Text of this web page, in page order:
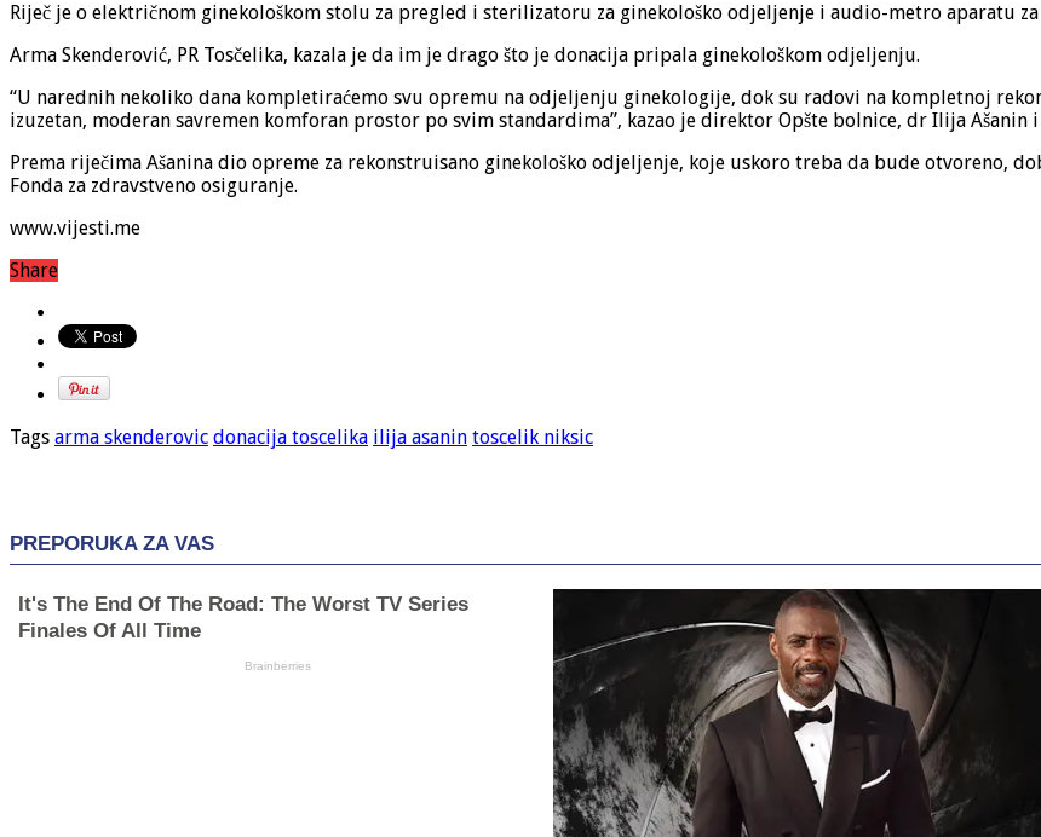
Riječ je o električnom ginekološkom stolu za pregled i sterilizatoru za ginekološko odjeljenje i audio-metro aparatu
Arma Skenderović, PR Tosčelika, kazala je da im je drago što je donacija pripala ginekološkom odjeljenju.
“U narednih nekoliko dana kompletiraćemo svu opremu na odjeljenju ginekologije, dok su radovi na kompletnoj
izuzetan, moderan savremen komforan prostor po svim standardima”, kazao je direktor Opšte bolnice, dr Ilija
Prema riječima Ašanina dio opreme za rekonstruisano ginekološko odjeljenje, koje uskoro treba da bude otvoreno,
Fonda za zdravstveno osiguranje.
www.vijesti.me
Share
Tags arma skenderovic donacija toscelika ilija asanin toscelik niksic